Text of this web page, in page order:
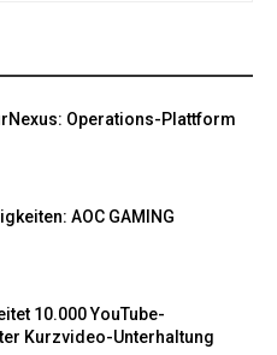
Operations-Plattform
AOC GAMING
10.000 YouTube-
Kurzvideo-Unterhaltung